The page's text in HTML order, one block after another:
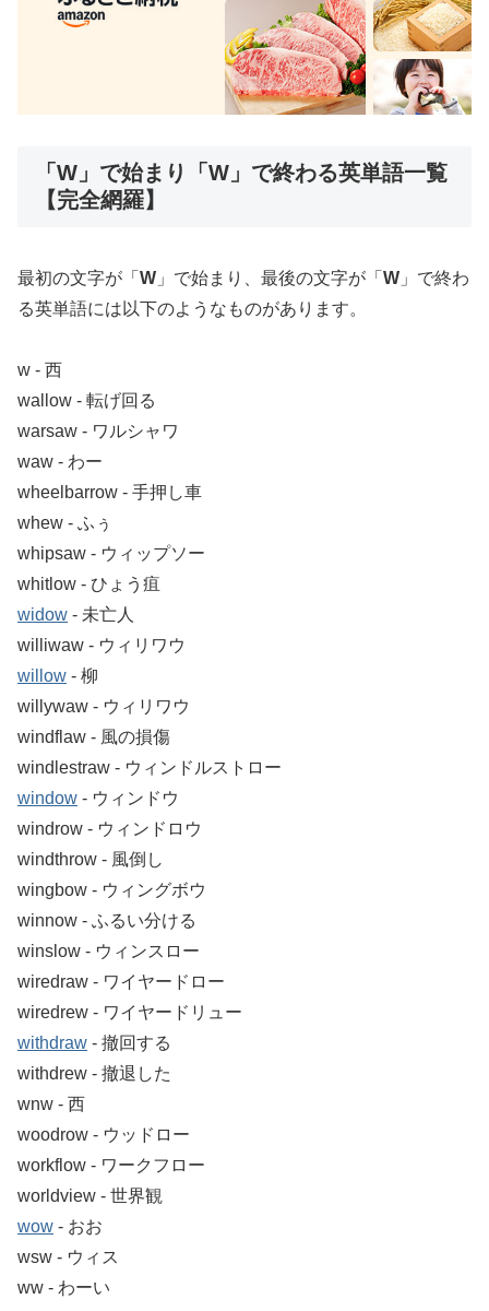
「W」で始まり「W」で終わる英単語一覧
【完全網羅】
最初の文字が「 W 」で始まり、最後の文字が「 W 」で終わ
る英単語には以下のようなものがあります。
w ‐ 西
wallow ‐ 転げ回る
warsaw ‐ ワルシャワ
waw ‐ わー
wheelbarrow ‐ 手押し車
whew ‐ ふぅ
whipsaw ‐ ウィップソー
whitlow ‐ ひょう疽
widow ‐ 未亡人
williwaw ‐ ウィリワウ
willow ‐ 柳
willywaw ‐ ウィリワウ
windflaw ‐ 風の損傷
windlestraw ‐ ウィンドルストロー
window ‐ ウィンドウ
windrow ‐ ウィンドロウ
windthrow ‐ 風倒し
wingbow ‐ ウィングボウ
winnow ‐ ふるい分ける
winslow ‐ ウィンスロー
wiredraw ‐ ワイヤードロー
wiredrew ‐ ワイヤードリュー
withdraw ‐ 撤回する
withdrew ‐ 撤退した
wnw ‐ 西
woodrow ‐ ウッドロー
workflow ‐ ワークフロー
worldview ‐ 世界観
wow ‐ おお
wsw ‐ ウィス
ww ‐ わーい